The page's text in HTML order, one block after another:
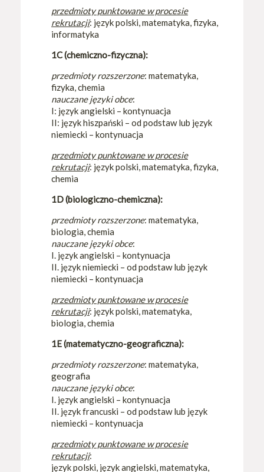
przedmioty punktowane w procesie
rekrutacji: język polski, matematyka, fizyka,
informatyka
1C (chemiczno-fizyczna):
przedmioty rozszerzone: matematyka,
fizyka, chemia
nauczane języki obce:
I: język angielski – kontynuacja
II: język hiszpański – od podstaw lub język
niemiecki – kontynuacja
przedmioty punktowane w procesie
rekrutacji: język polski, matematyka, fizyka,
chemia
1D (biologiczno-chemiczna):
przedmioty rozszerzone: matematyka,
biologia, chemia
nauczane języki obce:
I. język angielski – kontynuacja
II. język niemiecki – od podstaw lub język
niemiecki – kontynuacja
przedmioty punktowane w procesie
rekrutacji: język polski, matematyka,
biologia, chemia
1E (matematyczno-geograficzna):
przedmioty rozszerzone: matematyka,
geografia
nauczane języki obce:
I. język angielski – kontynuacja
II. język francuski – od podstaw lub język
niemiecki – kontynuacja
przedmioty punktowane w procesie
rekrutacji:
język polski, język angielski, matematyka,